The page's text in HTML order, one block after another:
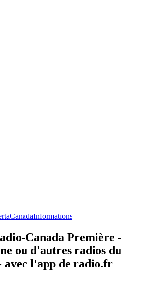
CanadaInformations
Canada Première -
ou d'autres radios du
avec l'app de radio.fr